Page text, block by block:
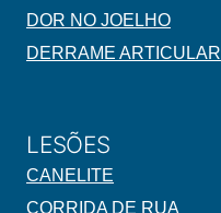
DOR NO JOELHO
DERRAME ARTICULAR
LESÕES
CANELITE
CORRIDA DE RUA